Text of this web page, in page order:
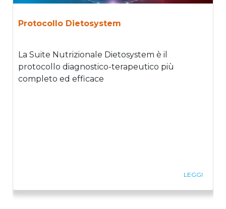
Protocollo Dietosystem
La Suite Nutrizionale Dietosystem è il
protocollo diagnostico-terapeutico più
completo ed efficace
LEGGI